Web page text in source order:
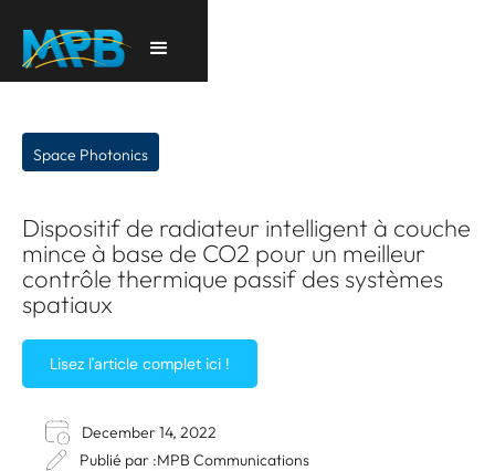
Space Photonics
Dispositif de radiateur intelligent à couche
mince à base de CO2 pour un meilleur
contrôle thermique passif des systèmes
spatiaux
Lisez l'article complet ici !
December 14, 2022
Publié par :MPB Communications